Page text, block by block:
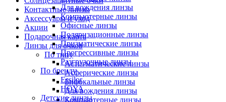
Контактные линзы
Аксессуары и уход
Акции
Подарочная карта
Линзы для очков
По типу
Астигматические линзы
Асферические линзы
Бифокальные линзы
Для вождения линзы
Компьютерные линзы
Для вождения линзы
Компьютерные линзы
Офисные линзы
Поляризационные линзы
Призматические линзы
Прогрессивные линзы
Разгрузочные линзы
По бренду
Essilor
HOYA
Детские линзы